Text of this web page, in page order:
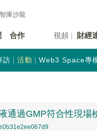
智庫沙龍
合作 視頻 財經
訪 活動 Web3 Space專
通過GMP符合性現場